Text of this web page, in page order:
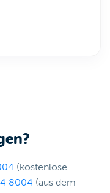
(kostenlose
8004 (aus dem